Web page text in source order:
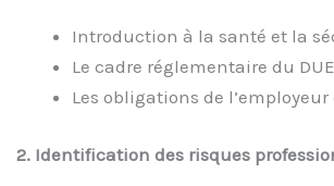
Introduction à la santé et la
Le cadre réglementaire du
Les obligations de
2. Identification des risques